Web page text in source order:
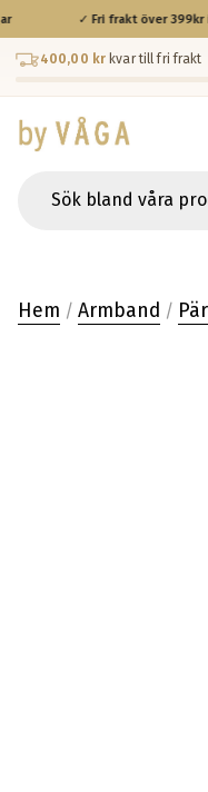
✓ Fri frakt över 399kr
400,00 kr kvar till fri frakt
Hem / Armband /